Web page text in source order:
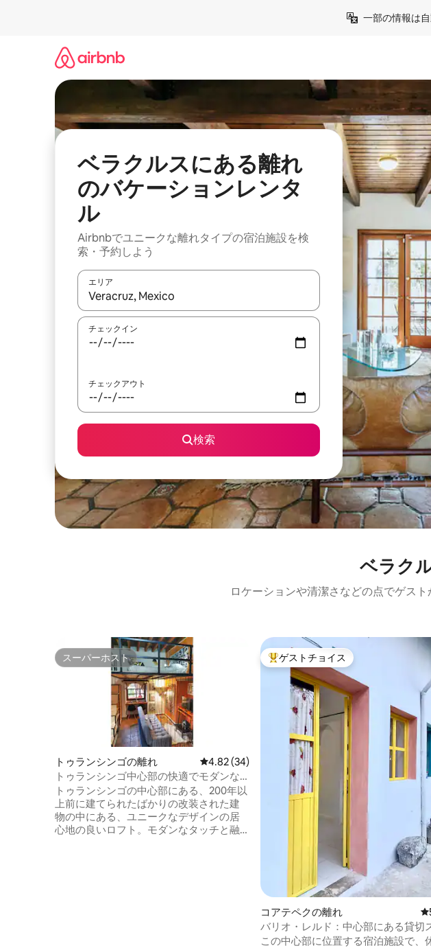
一部の情報は
ベラクルスにある離れ
のバケーションレンタ
ル
Airbnbでユニークな離れタイプの宿泊施設を検
索・予約しよう
エリア
検索結果が表示されたら、上下の矢印キーを使って移動するか、画面をタッチ
チェックイン
チェックアウト
検索
ベラク
ロケーションや清潔さなどの点でゲス
スーパーホスト
スーパーホスト
トゥランシンゴの離れ レビュー34件、5つ星中4.82つ星の平均評価
4.82 (34)
トゥランシンゴ中心部の快適でモダンな
ロフト
トゥランシンゴの中心部にある、200年以
上前に建てられたばかりの改装された建
物の中にある、ユニークなデザインの居
心地の良いロフト。モダンなタッチと融
大好評のゲストチョイスです。
ゲストチョイス
コアテペクの離れ
バリオ・レルド：中心部にある貸切
ート
この中心部に位置する宿泊施設で、